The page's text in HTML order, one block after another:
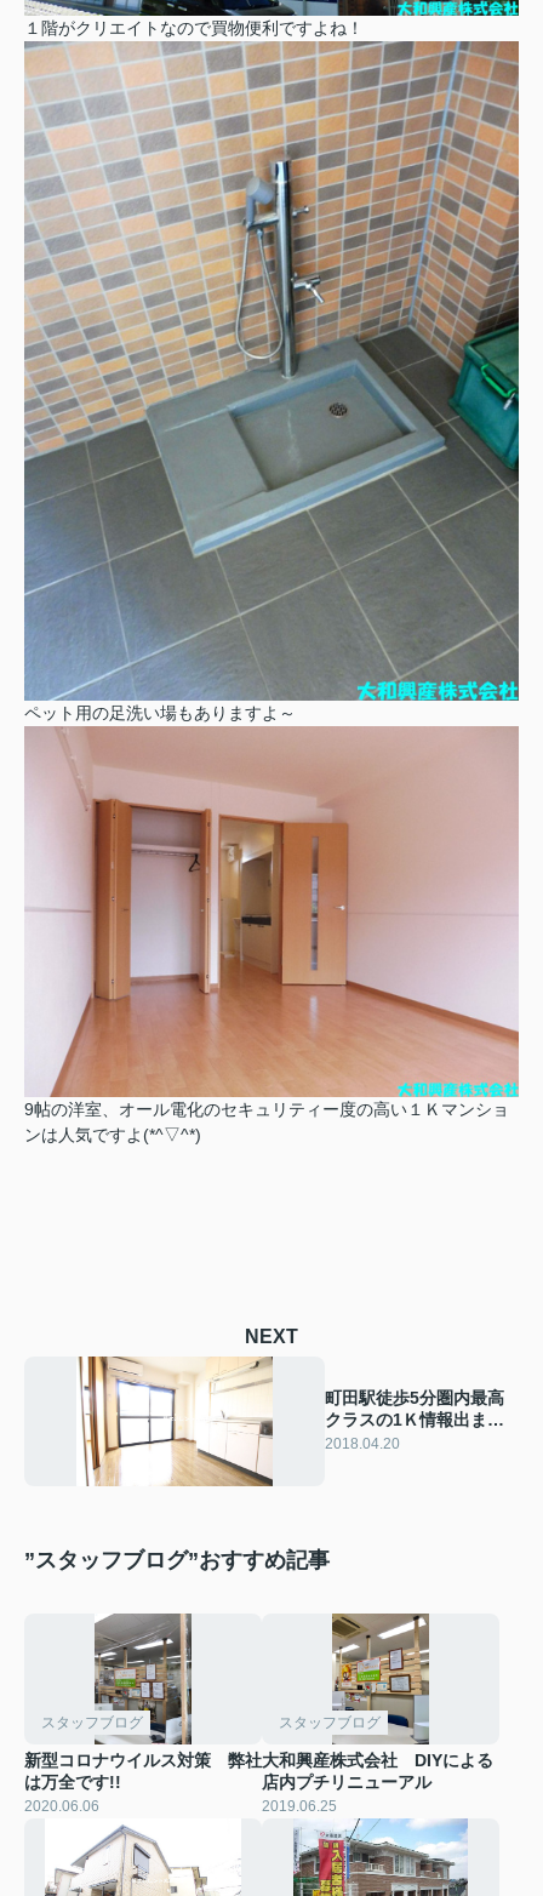
１階がクリエイトなので買物便利ですよね！
ペット用の足洗い場もありますよ～
9帖の洋室、オール電化のセキュリティー度の高い１Ｋマンショ
ンは人気ですよ(*^▽^*)
NEXT
町田駅徒歩5分圏内最高
クラスの1Ｋ情報出まし
た！
2018.04.20
”スタッフブログ”おすすめ記事
スタッフブログ
新型コロナウイルス対策 弊社
は万全です!!
2020.06.06
スタッフブログ
大和興産株式会社 DIYによる
店内プチリニューアル
2019.06.25